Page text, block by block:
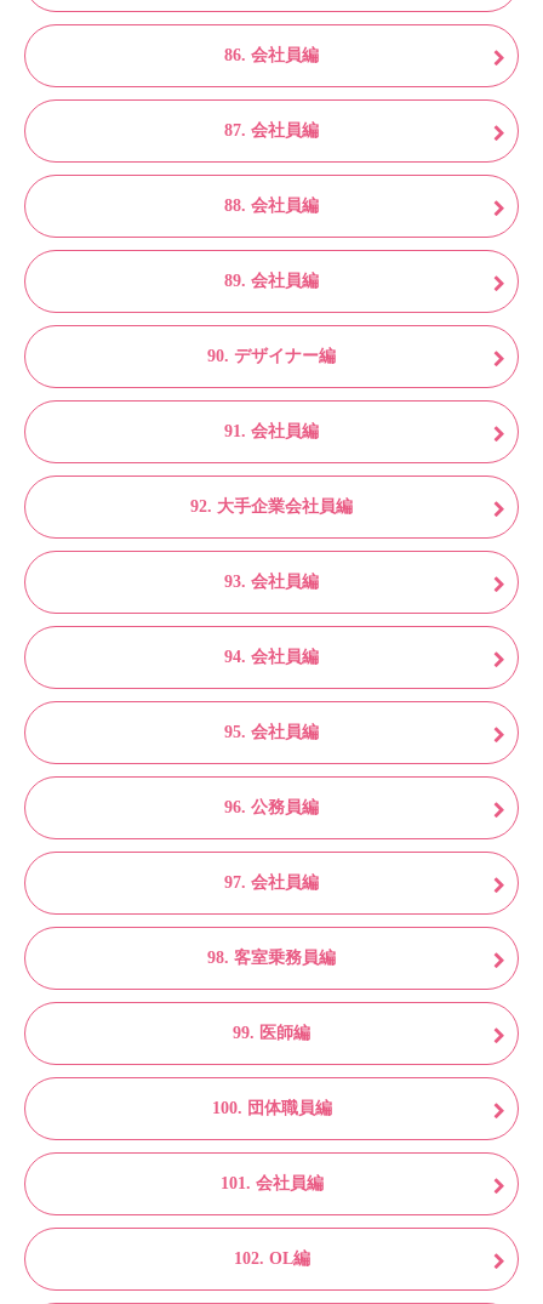
86. 会社員編
87. 会社員編
88. 会社員編
89. 会社員編
90. デザイナー編
91. 会社員編
92. 大手企業会社員編
93. 会社員編
94. 会社員編
95. 会社員編
96. 公務員編
97. 会社員編
98. 客室乗務員編
99. 医師編
100. 団体職員編
101. 会社員編
102. OL編